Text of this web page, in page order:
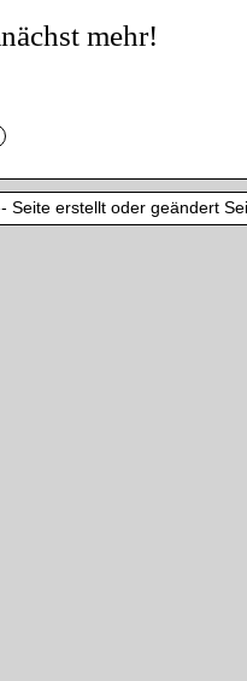
mehr!
Seite erstellt oder geändert